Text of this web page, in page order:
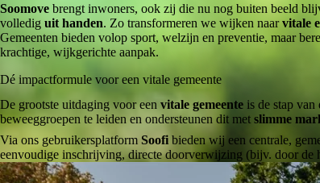
Soomove brengt inwoners, ook zij die nu nog buiten beeld
volledig uit handen. Zo transformeren we wijken naarvitale
Gemeenten bieden volop sport, welzijn en preventie, maar
krachtige, wijkgerichte aanpak.
Dé impactformule voor een vitale gemeente
De grootste uitdaging voor een vitale gemeente is de stap
beweeggroepen te leiden en ondersteunen dit met slimme
Via ons gebruikersplatform Soofi bieden wij een centrale,
eenvoudige inschrijving, directe doorverwijzing (bijv. door de